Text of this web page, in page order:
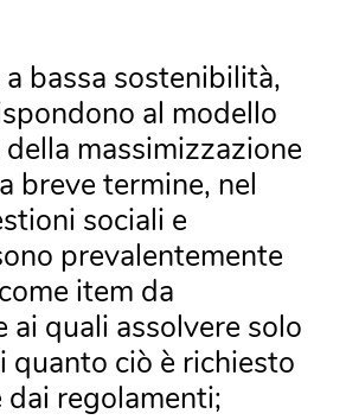
bassa sostenibilità,
al modello
massimizzazione
breve termine, nel
sociali e
prevalentemente
item da
ai quali assolvere solo
quanto ciò è richiesto
dai regolamenti;